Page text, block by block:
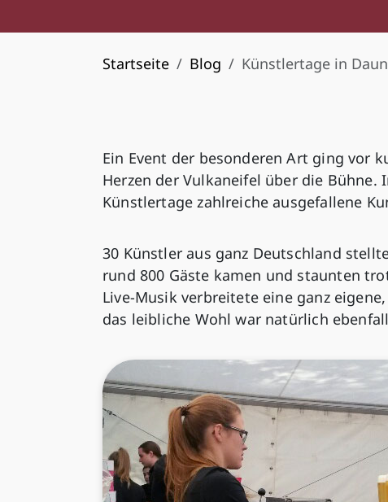
Startseite Blog Künstlertage in Daun
Ein Event der besonderen Art ging vor
Herzen der Vulkaneifel über die
Künstlertage zahlreiche ausgefallene
30 Künstler aus ganz Deutschland
rund 800 Gäste kamen und staunten
Live-Musik verbreitete eine ganz
das leibliche Wohl war natürlich